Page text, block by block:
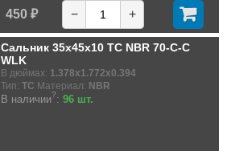
450 ₽ − +
Сальник 35x45x10 TC NBR 70-C-C
WLK
В дюймах: 1.378x1.772x0.394
Тип: TC Материал: NBR
В наличии?: 96 шт.